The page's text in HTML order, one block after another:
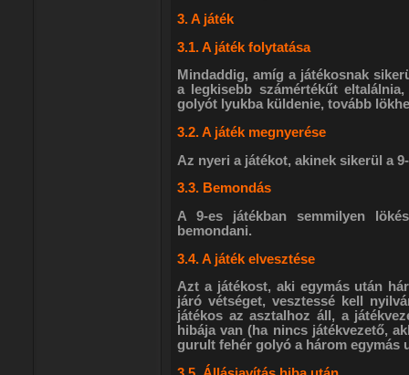
3. A játék
3.1. A játék folytatása
Mindaddig, amíg a játékosnak
a legkisebb számértékűt
golyót lyukba küldenie, tovább
3.2. A játék megnyerése
Az nyeri a játékot, akinek sikerül a
3.3. Bemondás
A 9-es játékban semmilyen
bemondani.
3.4. A játék elvesztése
Azt a játékost, aki egymás után
járó vétséget, vesztessé kell
játékos az asztalhoz áll, a
hibája van (ha nincs játékvezető,
gurult fehér golyó a három egymás